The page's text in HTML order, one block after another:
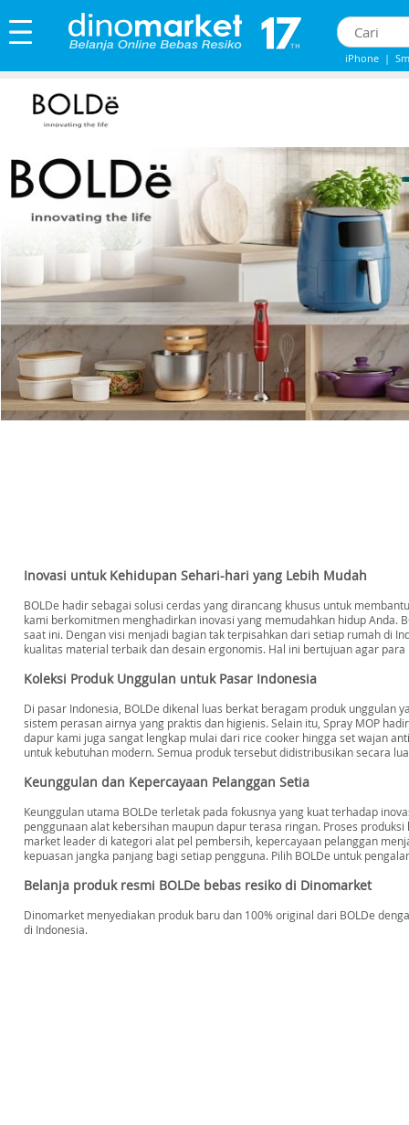
iPhone |
Inovasi untuk Kehidupan Sehari-hari yang Lebih Mudah
BOLDe hadir sebagai solusi cerdas yang dirancang khusus untuk
kami berkomitmen menghadirkan inovasi yang memudahkan hidup Anda.
saat ini. Dengan visi menjadi bagian tak terpisahkan dari setiap rumah di
kualitas material terbaik dan desain ergonomis. Hal ini bertujuan agar
Koleksi Produk Unggulan untuk Pasar Indonesia
Di pasar Indonesia, BOLDe dikenal luas berkat beragam produk unggulan
sistem perasan airnya yang praktis dan higienis. Selain itu, Spray MOP
dapur kami juga sangat lengkap mulai dari rice cooker hingga set wajan
untuk kebutuhan modern. Semua produk tersebut didistribusikan secara
Keunggulan dan Kepercayaan Pelanggan Setia
Keunggulan utama BOLDe terletak pada fokusnya yang kuat terhadap
penggunaan alat kebersihan maupun dapur terasa ringan. Proses
market leader di kategori alat pel pembersih, kepercayaan pelanggan
kepuasan jangka panjang bagi setiap pengguna. Pilih BOLDe untuk
Belanja produk resmi BOLDe bebas resiko di Dinomarket
Dinomarket menyediakan produk baru dan 100% original dari BOLDe
di Indonesia.